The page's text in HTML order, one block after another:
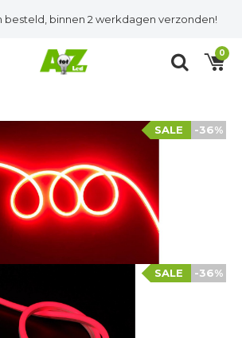
binnen 2 werkdagen verzonden!
0
-36%
SALE
-36%
SALE